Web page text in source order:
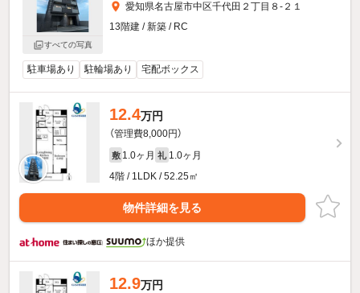
すべての写真
愛知県名古屋市中区千代田２丁目８-２１
13階建 / 新築 / RC
駐車場あり 駐輪場あり 宅配ボックス
12.4万円
（管理費8,000円）
敷 1.0ヶ月 礼 1.0ヶ月
4階 / 1LDK / 52.25㎡
物件詳細を見る
ほか提供
12.9万円